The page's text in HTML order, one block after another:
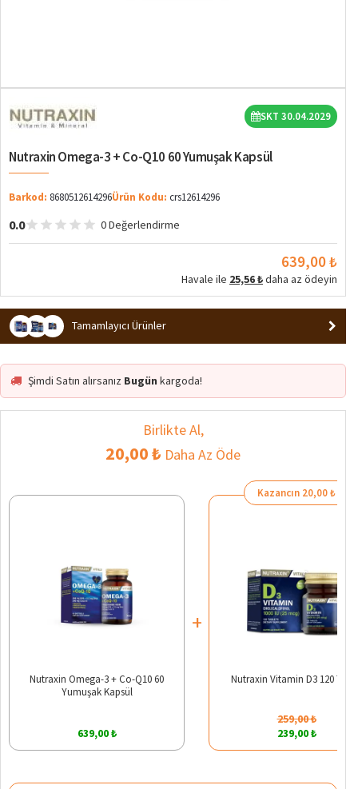
SKT 30.04.2029
Nutraxin Omega-3 + Co-Q10 60 Yumuşak Kapsül
Barkod: 8680512614296Ürün Kodu: crs12614296
0.0 0 Değerlendirme
639,00 ₺
Havale ile 25,56 ₺daha az ödeyin
Tamamlayıcı Ürünler
Şimdi Satın alırsanız Bugün kargoda!
Birlikte Al,
20,00 ₺ Daha Az Öde
Nutraxin Omega-3 + Co-Q10 60
Yumuşak Kapsül
639,00 ₺
+
Kazancın 20,00 ₺
Nutraxin Vitamin D3 120
259,00 ₺
239,00 ₺